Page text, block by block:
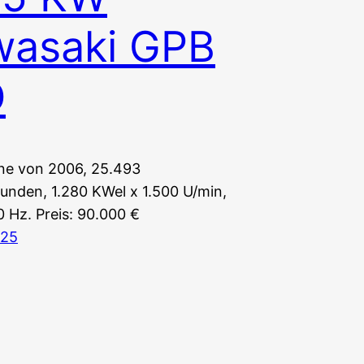
GPB
von 2006, 25.493
1.280 KWel x 1.500 U/min,
Hz. Preis: 90.000 €